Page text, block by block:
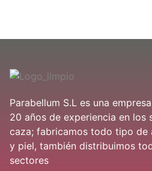
Parabellum S.L es una
20 años de experiencia en los
caza; fabricamos todo tipo de
y piel, también distribuimos
sectores